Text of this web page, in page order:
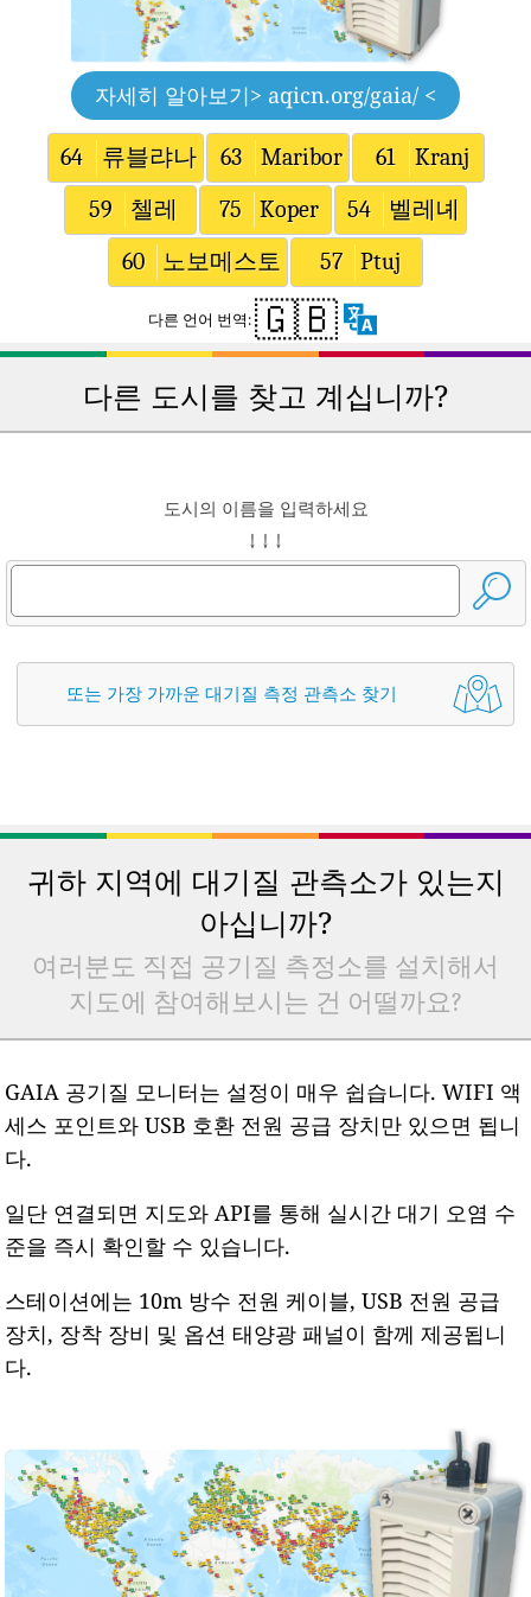
자세히 알아보기> aqicn.org/gaia/ <
64 류블랴나 63 Maribor 61
Kranj
59
첼레 75 Koper 54
벨레녜
60
노보메스토 57 Ptuj
다른 언어 번역: 🇬🇧
다른 도시를 찾고 계십니까?
도시의 이름을 입력하세요
↓ ↓ ↓
또는 가장 가까운 대기질 측정 관측소 찾기
귀하 지역에 대기질 관측소가 있는지
아십니까?
여러분도 직접 공기질 측정소를 설치해서
지도에 참여해보시는 건 어떨까요?
GAIA 공기질 모니터는 설정이 매우 쉽습니다. WIFI 액
세스 포인트와 USB 호환 전원 공급 장치만 있으면 됩니
다.
일단 연결되면 지도와 API를 통해 실시간 대기 오염 수
준을 즉시 확인할 수 있습니다.
스테이션에는 10m 방수 전원 케이블, USB 전원 공급
장치, 장착 장비 및 옵션 태양광 패널이 함께 제공됩니
다.